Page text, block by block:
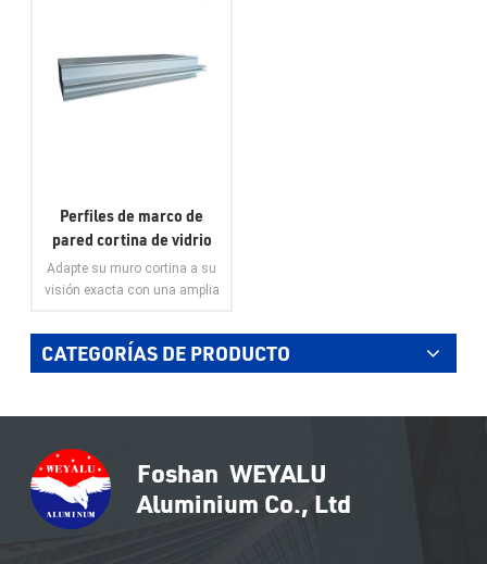
Perfiles de marco de
pared cortina de vidrio
de extrusión de aluminio
de precio más bajo para
personalizados para
fachada
Adapte su muro cortina a su
visión exacta con una amplia
lo que le permitirá crear una
fachada única que refleje su
estilo y marca. Priorice la
sistemas de muros cortina
funciones de seguridad
avanzadas, protegiendo su
edificio y a sus ocupantes.
CATEGORÍAS DE PRODUCTO